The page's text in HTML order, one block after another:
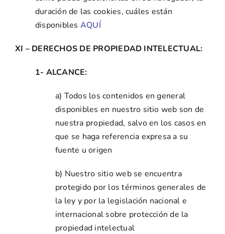
duración de las cookies, cuáles están
disponibles AQUÍ
XI – DERECHOS DE PROPIEDAD INTELECTUAL:
1- ALCANCE:
a) Todos los contenidos en general
disponibles en nuestro sitio web son de
nuestra propiedad, salvo en los casos en
que se haga referencia expresa a su
fuente u origen
b) Nuestro sitio web se encuentra
protegido por los términos generales de
la ley y por la legislación nacional e
internacional sobre protección de la
propiedad intelectual